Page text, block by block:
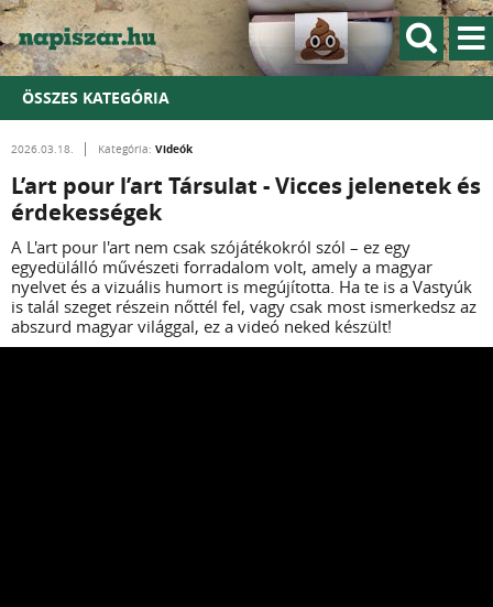
ÖSSZES KATEGÓRIA
2026.03.18. Kategória: Videók
L’art pour l’art Társulat - Vicces jelenetek és
érdekességek
A L'art pour l'art nem csak szójátékokról szól – ez egy
egyedülálló művészeti forradalom volt, amely a magyar
nyelvet és a vizuális humort is megújította. Ha te is a Vastyúk
is talál szeget részein nőttél fel, vagy csak most ismerkedsz az
abszurd magyar világgal, ez a videó neked készült!